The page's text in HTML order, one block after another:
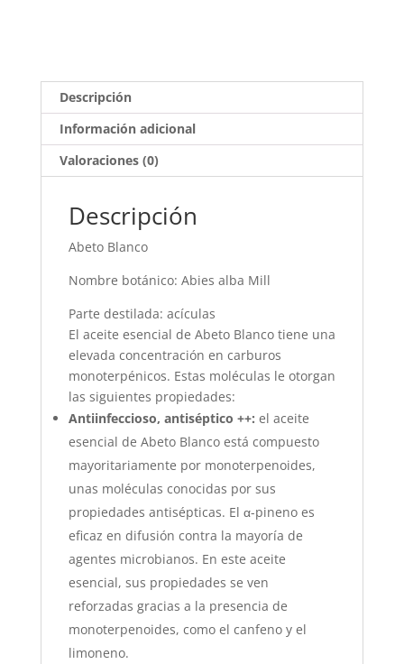
Descripción
Información adicional
Valoraciones (0)
Descripción
Abeto Blanco
Nombre botánico: Abies alba Mill
Parte destilada: acículas
El aceite esencial de Abeto Blanco tiene una
elevada concentración en carburos
monoterpénicos. Estas moléculas le otorgan
las siguientes propiedades:
Antiinfeccioso, antiséptico ++: el aceite
esencial de Abeto Blanco está compuesto
mayoritariamente por monoterpenoides,
unas moléculas conocidas por sus
propiedades antisépticas. El α-pineno es
eficaz en difusión contra la mayoría de
agentes microbianos. En este aceite
esencial, sus propiedades se ven
reforzadas gracias a la presencia de
monoterpenoides, como el canfeno y el
limoneno.